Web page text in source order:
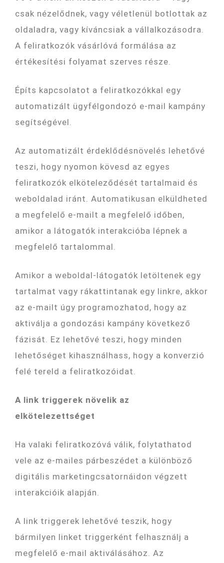
csak nézelődnek, vagy véletlenül botlottak az
oldaladra, vagy kíváncsiak a vállalkozásodra.
A feliratkozók vásárlóvá formálása az
értékesítési folyamat szerves része.
Építs kapcsolatot a feliratkozókkal egy
automatizált ügyfélgondozó e-mail kampány
segítségével.
Az automatizált érdeklődésnövelés lehetővé
teszi, hogy nyomon kövesd az egyes
feliratkozók elköteleződését tartalmaid és
weboldalad iránt. Automatikusan elküldheted
a megfelelő e-mailt a megfelelő időben,
amikor a látogatók interakcióba lépnek a
megfelelő tartalommal.
Amikor a weboldal-látogatók letöltenek egy
tartalmat vagy rákattintanak egy linkre, akkor
az e-mailt úgy programozhatod, hogy az
aktiválja a gondozási kampány következő
fázisát. Ez lehetővé teszi, hogy minden
lehetőséget kihasználhass, hogy a konverzió
felé tereld a feliratkozóidat.
A link triggerek növelik az
elkötelezettséget
Ha valaki feliratkozóvá válik, folytathatod
vele az e-mailes párbeszédet a különböző
digitális marketingcsatornáidon végzett
interakcióik alapján.
A link triggerek lehetővé teszik, hogy
bármilyen linket triggerként felhasználj a
megfelelő e-mail aktiválásához. Az